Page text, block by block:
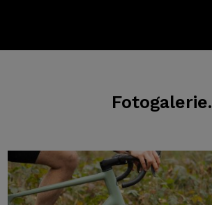
Fotogalerie.